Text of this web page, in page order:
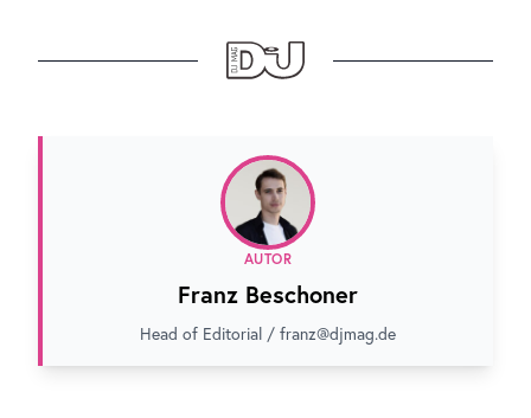
AUTOR
Franz Beschoner
Head of Editorial / franz@djmag.de